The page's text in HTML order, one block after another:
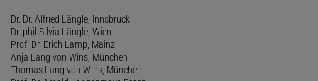
Dr. Dr. Alfried Längle, Innsbruck
Dr. phil Silvia Längle, Wien
Prof. Dr. Erich Lamp, Mainz
Anja Lang von Wins, München
Thomas Lang von Wins, München